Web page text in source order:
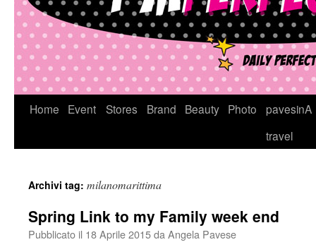
VaiHome Event Stores Brand Beauty Photo
pavesinA
travel
Archivi tag: milanomarittima
Spring Link to my Family week end
Pubblicato il 18 Aprile 2015da Angela Pavese